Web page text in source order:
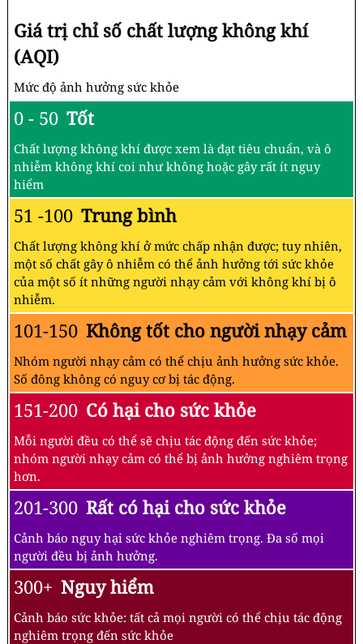
Giá trị chỉ số chất lượng không khí
(AQI)
Mức độ ảnh hưởng sức khỏe
0 - 50 Tốt
Chất lượng không khí được xem là đạt tiêu chuẩn, và ô
nhiễm không khí coi như không hoặc gây rất ít nguy
hiểm
51 -100 Trung bình
Chất lượng không khí ở mức chấp nhận được; tuy nhiên,
một số chất gây ô nhiễm có thể ảnh hưởng tới sức khỏe
của một số ít những người nhạy cảm với không khí bị ô
nhiễm.
101-150 Không tốt cho người nhạy cảm
Nhóm người nhạy cảm có thể chịu ảnh hưởng sức khỏe.
Số đông không có nguy cơ bị tác động.
151-200 Có hại cho sức khỏe
Mỗi người đều có thể sẽ chịu tác động đến sức khỏe;
nhóm người nhạy cảm có thể bị ảnh hưởng nghiêm trọng
hơn.
201-300 Rất có hại cho sức khỏe
Cảnh báo nguy hại sức khỏe nghiêm trọng. Đa số mọi
người đều bị ảnh hưởng.
300+ Nguy hiểm
Cảnh báo sức khỏe: tất cả mọi người có thể chịu tác động
nghiêm trọng đến sức khỏe